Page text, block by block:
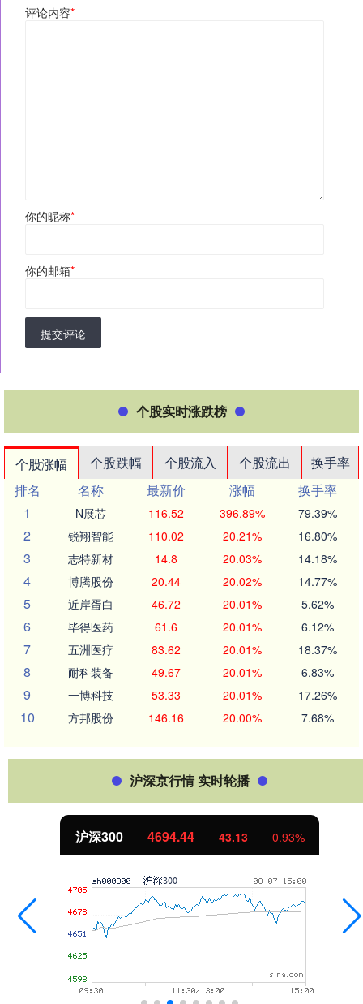
评论内容*
你的昵称*
你的邮箱*
提交评论
个股实时涨跌榜
个股涨幅 个股跌幅 个股流入 个股流出
换手率
排名
名称 最新价 涨幅
换手率
1
N展芯 116.52 396.89% 79.39%
2 锐翔智能 110.02 20.21% 16.80%
3 志特新材 14.8 20.03% 14.18%
4 博腾股份 20.44 20.02% 14.77%
5 近岸蛋白 46.72 20.01% 5.62%
6 毕得医药 61.6 20.01% 6.12%
7 五洲医疗 83.62 20.01% 18.37%
8 耐科装备 49.67 20.01% 6.83%
9 一博科技 53.33 20.01% 17.26%
10 方邦股份 146.16 20.00% 7.68%
沪深京行情 实时轮播
北证50 1134.24 11.37